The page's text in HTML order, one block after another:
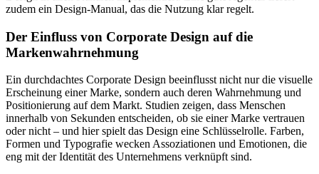
zudem ein Design-Manual, das die Nutzung klar regelt.
Der Einfluss von Corporate Design auf die
Markenwahrnehmung
Ein durchdachtes Corporate Design beeinflusst nicht nur die visuelle
Erscheinung einer Marke, sondern auch deren Wahrnehmung und
Positionierung auf dem Markt. Studien zeigen, dass Menschen
innerhalb von Sekunden entscheiden, ob sie einer Marke vertrauen
oder nicht – und hier spielt das Design eine Schlüsselrolle. Farben,
Formen und Typografie wecken Assoziationen und Emotionen, die
eng mit der Identität des Unternehmens verknüpft sind.